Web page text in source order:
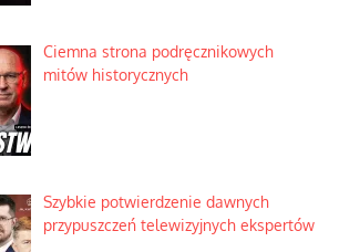
Ciemna strona podręcznikowych
mitów historycznych
Szybkie potwierdzenie dawnych
przypuszczeń telewizyjnych ekspertów